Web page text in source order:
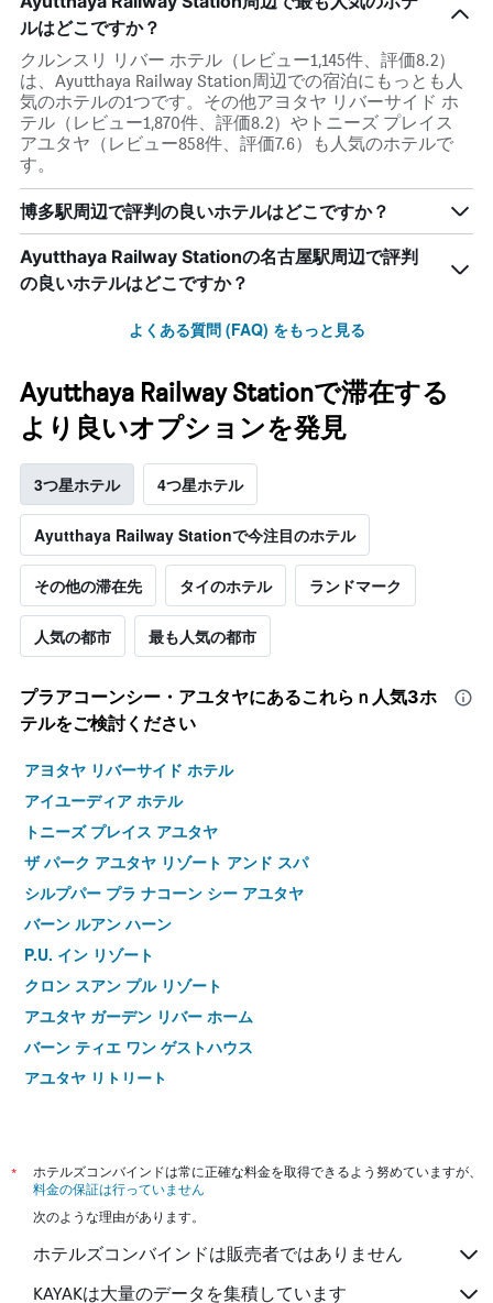
ルはどこですか？
クルンスリ リバー ホテル（レビュー1,145件、評価8.2）
は、Ayutthaya Railway Station周辺での宿泊にもっとも人
気のホテルの1つです。その他アヨタヤ リバーサイド ホ
テル（レビュー1,870件、評価8.2）やトニーズ プレイス
アユタヤ（レビュー858件、評価7.6）も人気のホテルで
す。
博多駅周辺で評判の良いホテルはどこですか？
Ayutthaya Railway Stationの名古屋駅周辺で評判
の良いホテルはどこですか？
よくある質問 (FAQ) をもっと見る
Ayutthaya Railway Stationで滞在する
より良いオプションを発見
3つ星ホテル 4つ星ホテル
Ayutthaya Railway Stationで今注目のホテル
その他の滞在先 タイのホテル ランドマーク
人気の都市 最も人気の都市
プラアコーンシー・アユタヤ​にあるこれらｎ人気3ホ
テルをご検討ください
アヨタヤ リバーサイド ホテル
アイユーディア ホテル
トニーズ プレイス アユタヤ
ザ パーク アユタヤ リゾート アンド スパ
シルプパー プラ ナコーン シー アユタヤ
バーン ルアン ハーン
P.U. イン リゾート
クロン スアン プル リゾート
アユタヤ ガーデン リバー ホーム
バーン ティエ ワン ゲストハウス
アユタヤ リトリート
*
ホテルズコンバインドは常に正確な料金を取得できるよう努めていますが、
料金の保証は行っていません
次のような理由があります。
ホテルズコンバインドは販売者ではありません
KAYAKは大量のデータを集積しています